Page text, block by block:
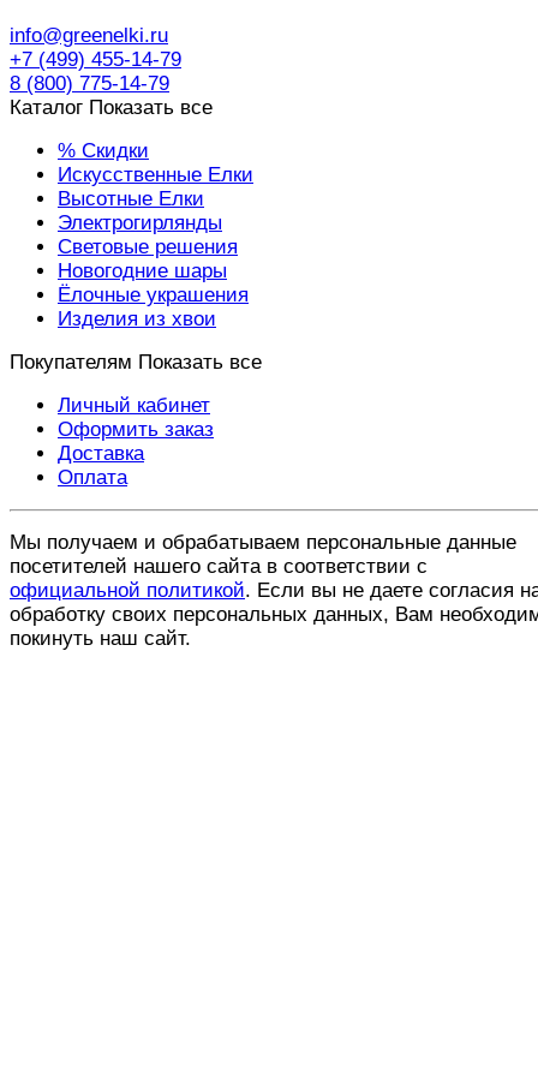
info@greenelki.ru
+7 (499) 455-14-79
8 (800) 775-14-79
Каталог Показать все
% Скидки
Искусственные Елки
Высотные Елки
Электрогирлянды
Световые решения
Новогодние шары
Ёлочные украшения
Изделия из хвои
Покупателям Показать все
Личный кабинет
Оформить заказ
Доставка
Оплата
Мы получаем и обрабатываем персональные данные
посетителей нашего сайта в соответствии с
официальной политикой. Если вы не даете согласия
обработку своих персональных данных, Вам
покинуть наш сайт.